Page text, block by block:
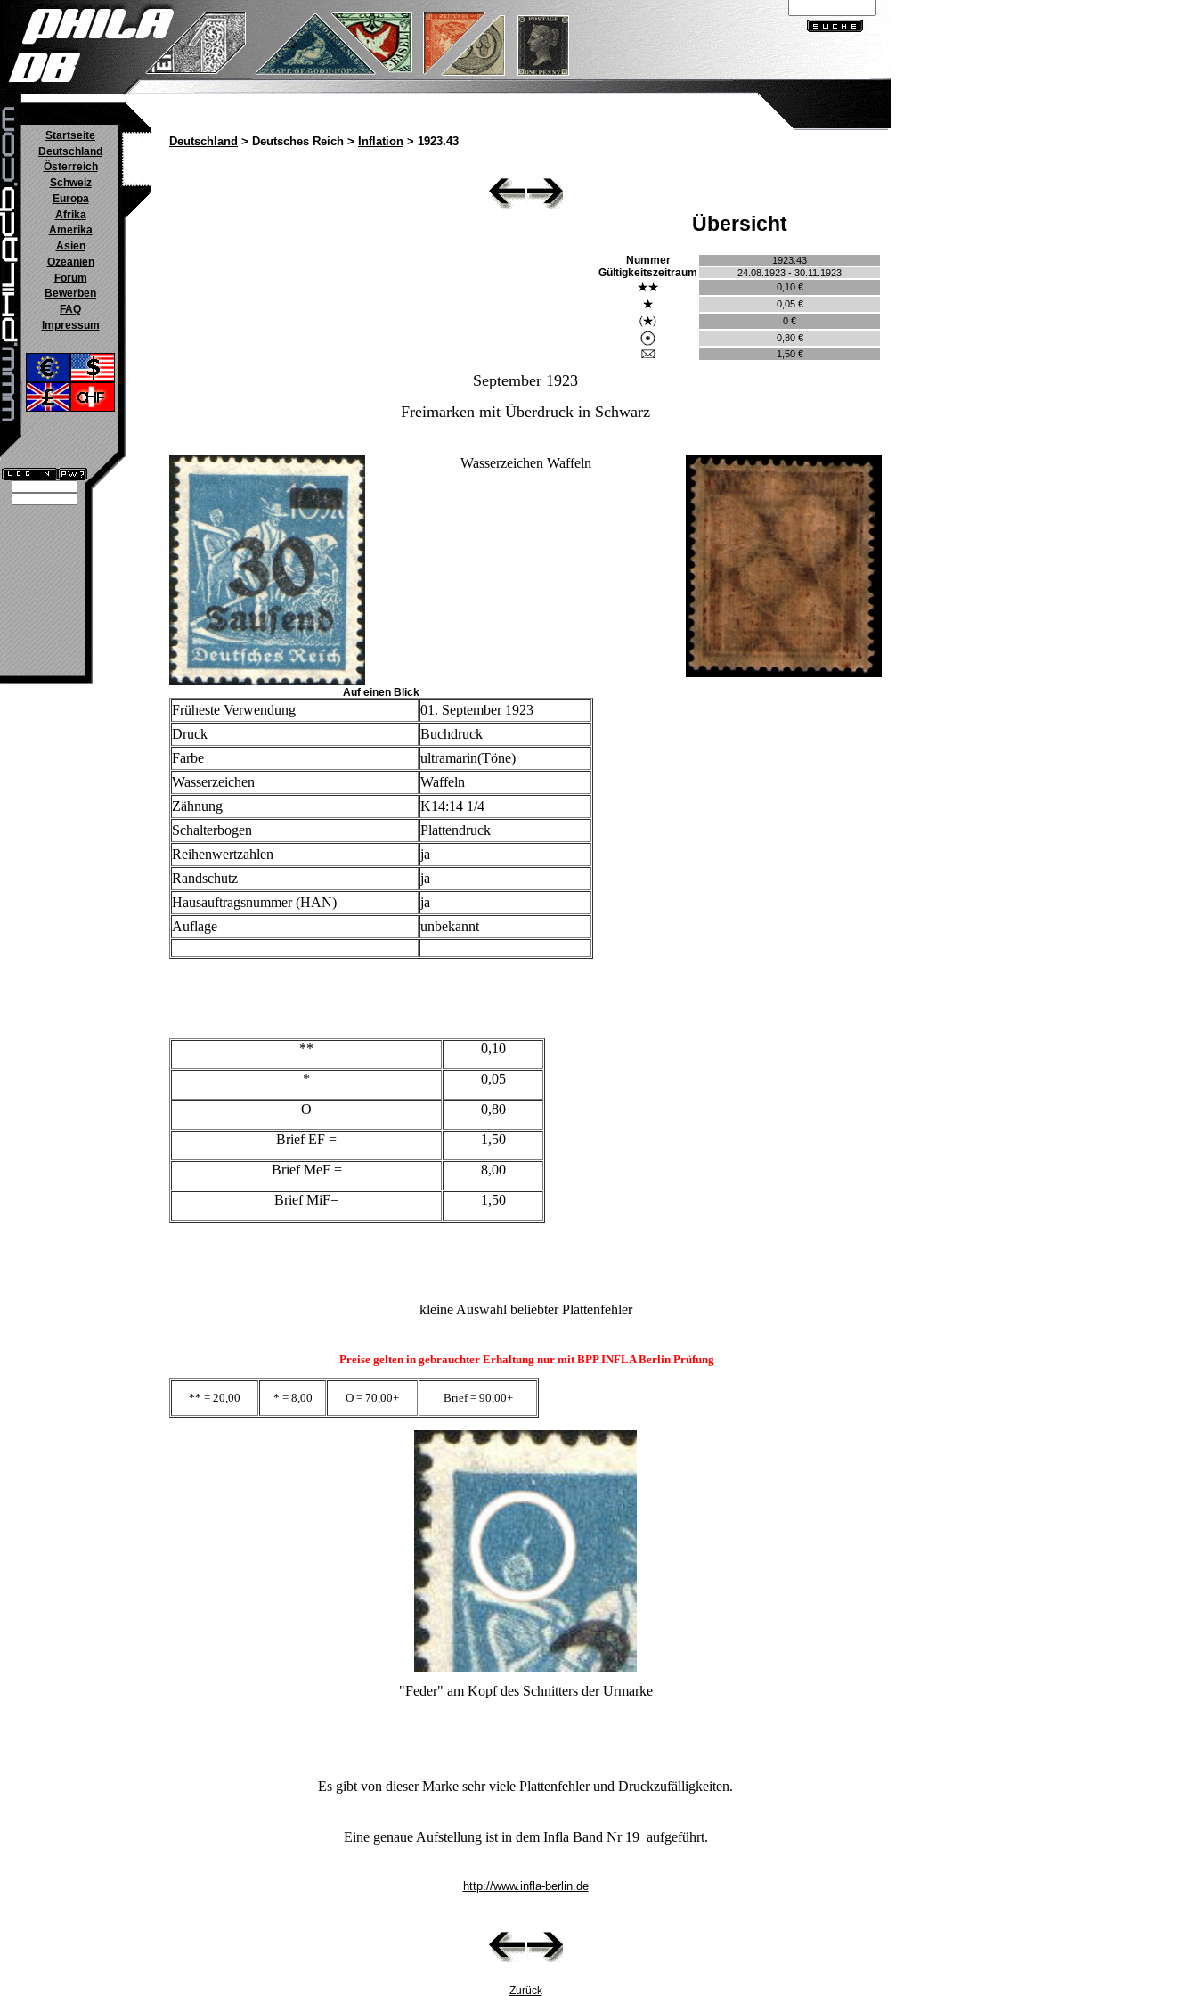
Startseite
Deutschland
Österreich
Schweiz
Europa
Afrika
Amerika
Asien
Ozeanien
Forum
Bewerben
FAQ
Impressum
Deutschland > Deutsches Reich > Inflation > 1923.43
Übersicht
Nummer
1923.43
Gültigkeitszeitraum
24.08.1923 - 30.11.1923
0,10 €
0,05 €
0 €
0,80 €
1,50 €
September 1923
Freimarken mit Überdruck in Schwarz
Wasserzeichen Waffeln
Auf einen Blick
Früheste Verwendung
01. September 1923
Druck
Buchdruck
Farbe
ultramarin(Töne)
Wasserzeichen
Waffeln
Zähnung
K14:14 1/4
Schalterbogen
Plattendruck
Reihenwertzahlen
ja
Randschutz
ja
Hausauftragsnummer (HAN)
ja
Auflage
unbekannt
**
0,10
*
0,05
O
0,80
Brief EF =
1,50
Brief MeF =
8,00
Brief MiF=
1,50
kleine Auswahl beliebter Plattenfehler
Preise gelten in gebrauchter Erhaltung nur mit BPP INFLA Berlin Prüfung
** = 20,00 * = 8,00 O = 70,00+ Brief = 90,00+
"Feder" am Kopf des Schnitters der Urmarke
Es gibt von dieser Marke sehr viele Plattenfehler und Druckzufälligkeiten.
Eine genaue Aufstellung ist in dem Infla Band Nr 19 aufgeführt.
http://www.infla-berlin.de
Zurück